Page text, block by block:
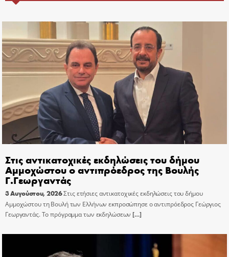
Στις αντικατοχικές εκδηλώσεις του δήμου
Αμμοχώστου ο αντιπρόεδρος της Βουλής
Γ.Γεωργαντάς
3 Αυγούστου, 2026Στις ετήσιες αντικατοχικές εκδηλώσεις του δήμου
Αμμοχώστου τη Βουλή των Ελλήνων εκπροσώπησε ο αντιπρόεδρος Γεώργιος
Γεωργαντάς. Το πρόγραμμα των εκδηλώσεων […]